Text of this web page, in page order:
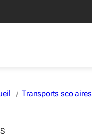
Transports scolaires